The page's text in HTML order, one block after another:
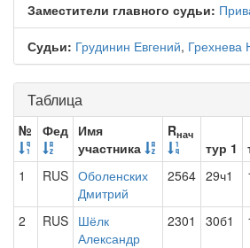
Заместители главного судьи:
Судьи: Грудинин Евгений, Грехнева
Таблица
№ Фед Имя
участника
Rнач
тур 1
1
RUS Оболенских
Дмитрий
2564 29ч1
2 RUS Шёлк
Александр
2301 30б1